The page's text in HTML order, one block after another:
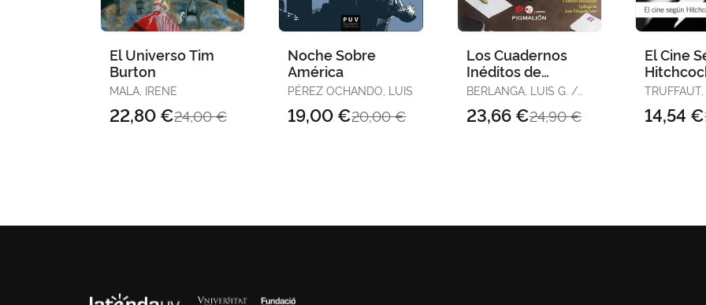
El Universo Tim
Burton
MALA, IRENE
24,00 €
22,80 €
Noche Sobre
América
PÉREZ OCHANDO, LUIS
20,00 €
19,00 €
Los Cuadernos
Inéditos de
Berlanga
BERLANGA, LUIS G. /
MIGUELCOL. /24,90 €
23,66 €
El Cine
14,54 €